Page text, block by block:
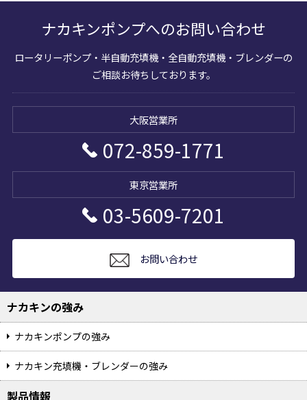
ナカキンポンプへのお問い合わせ
ロータリーポンプ・半自動充填機・全自動充填機・ブレンダーの
ご相談お待ちしております。
072-859-1771
03-5609-7201
お問い合わせ
ナカキンの強み
ナカキンポンプの強み
ナカキン充填機・ブレンダーの強み
製品情報